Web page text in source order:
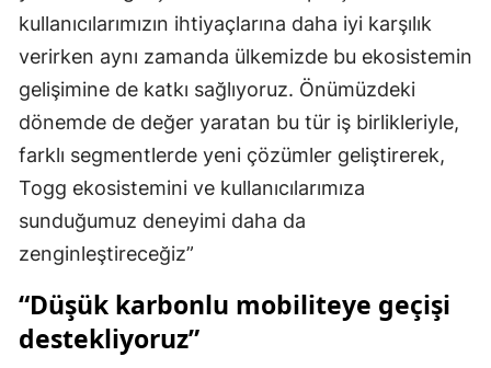
kullanıcılarımızın ihtiyaçlarına daha iyi karşılık
verirken aynı zamanda ülkemizde bu ekosistemin
gelişimine de katkı sağlıyoruz. Önümüzdeki
dönemde de değer yaratan bu tür iş birlikleriyle,
farklı segmentlerde yeni çözümler geliştirerek,
Togg ekosistemini ve kullanıcılarımıza
sunduğumuz deneyimi daha da
zenginleştireceğiz”
“Düşük karbonlu mobiliteye geçişi
destekliyoruz”